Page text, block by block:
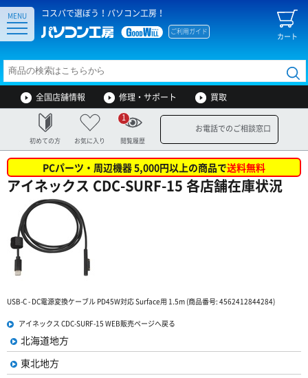
コスパで選ぼう！パソコン工房！
カート
ご利用ガイド
MENU
全国店舗情報 修理・サポート 買取
初めての方 お気に入り 閲覧履歴
1
お電話でのご相談窓口
PCパーツ・周辺機器 5,000円以上の商品で送料無料
アイネックス CDC-SURF-15 各店舗在庫状況
USB-C - DC電源変換ケーブル PD45W対応 Surface用 1.5m (商品番号: 4562412844284)
アイネックス CDC-SURF-15 WEB販売ページへ戻る
北海道地方
東北地方